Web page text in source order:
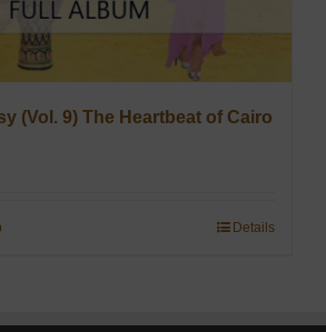
(Vol. 9) The Heartbeat of Cairo
Details